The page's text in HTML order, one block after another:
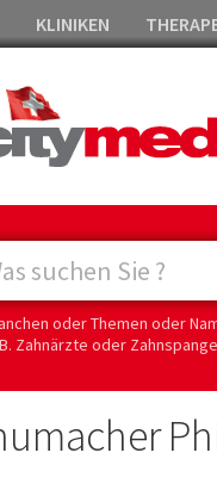
KLINIKEN
oder Themen oder
Zahnärzte oder